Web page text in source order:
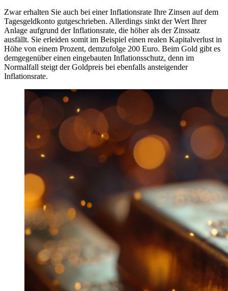
Zwar erhalten Sie auch bei einer Inflationsrate Ihre Zinsen auf dem
Tagesgeldkonto gutgeschrieben. Allerdings sinkt der Wert Ihrer
Anlage aufgrund der Inflationsrate, die höher als der Zinssatz
ausfällt. Sie erleiden somit im Beispiel einen realen Kapitalverlust in
Höhe von einem Prozent, demzufolge 200 Euro. Beim Gold gibt es
demgegenüber einen eingebauten Inflationsschutz, denn im
Normalfall steigt der Goldpreis bei ebenfalls ansteigender
Inflationsrate.